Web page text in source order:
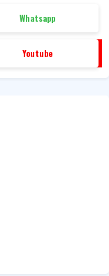
Whatsapp
Youtube